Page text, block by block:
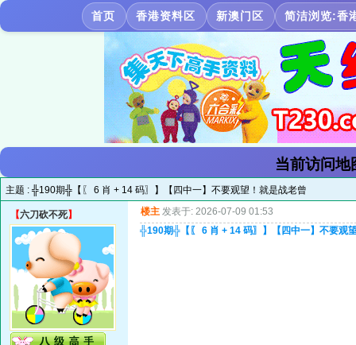
首页 香港资料区 新澳门区 简洁浏览:香
当前访问地
主题 : ╬190期╬【〖 6 肖 + 14 码〗】【四中一】不要观望！就是战老曾
【六刀砍不死】 楼主 发表于: 2026-07-09 01:53
╬190期╬【〖 6 肖 + 14 码〗】【四中一】不要观